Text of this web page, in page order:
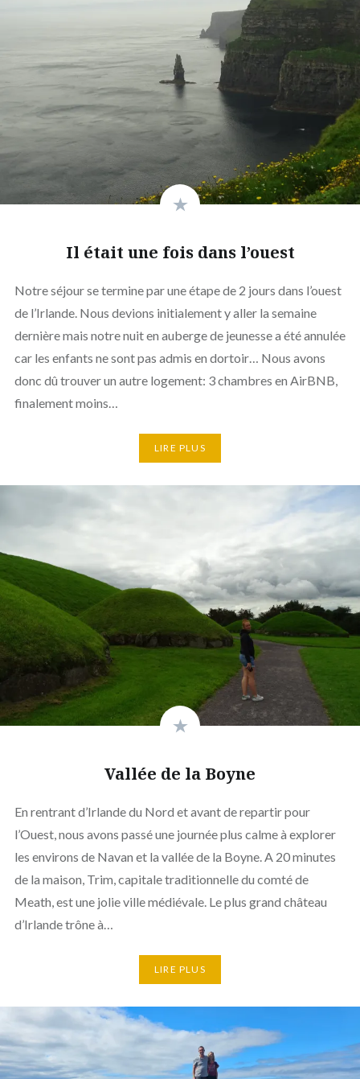
Il était une fois dans l’ouest
Notre séjour se termine par une étape de 2 jours dans l’ouest
de l’Irlande. Nous devions initialement y aller la semaine
dernière mais notre nuit en auberge de jeunesse a été annulée
car les enfants ne sont pas admis en dortoir… Nous avons
donc dû trouver un autre logement: 3 chambres en AirBNB,
finalement moins…
LIRE PLUS
Vallée de la Boyne
En rentrant d’Irlande du Nord et avant de repartir pour
l’Ouest, nous avons passé une journée plus calme à explorer
les environs de Navan et la vallée de la Boyne. A 20 minutes
de la maison, Trim, capitale traditionnelle du comté de
Meath, est une jolie ville médiévale. Le plus grand château
d’Irlande trône à…
LIRE PLUS